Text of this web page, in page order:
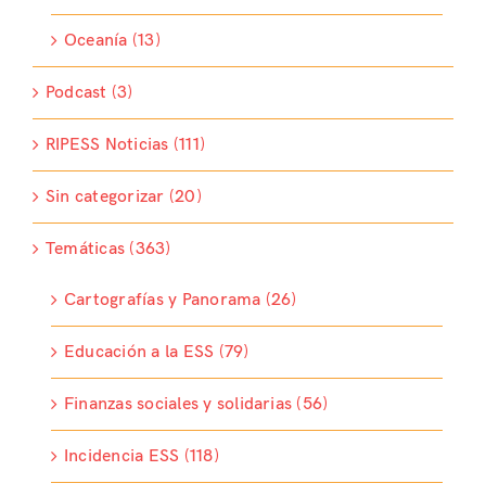
Oceanía (13)
Podcast (3)
RIPESS Noticias (111)
Sin categorizar (20)
Temáticas (363)
Cartografías y Panorama (26)
Educación a la ESS (79)
Finanzas sociales y solidarias (56)
Incidencia ESS (118)